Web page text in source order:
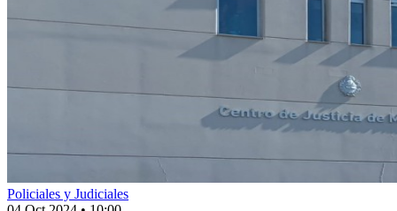
Policiales y Judiciales